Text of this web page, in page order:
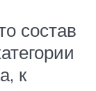
состав
к